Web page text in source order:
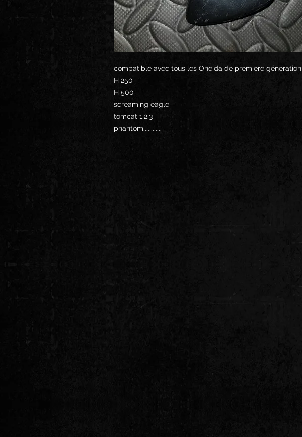
compatible avec tous les Oneida de premiere géneration
H 250
H 500
screaming eagle
tomcat 1.2.3
phantom............